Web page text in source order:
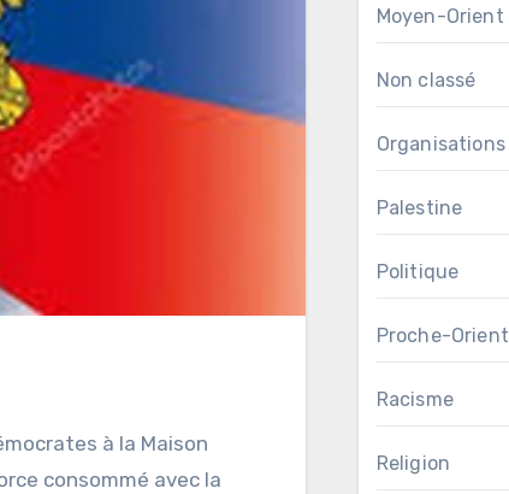
à la Maison
consommé avec la
Moyen-Orient
Non classé
Organisations
Palestine
Politique
Proche-Orient
Racisme
Religion